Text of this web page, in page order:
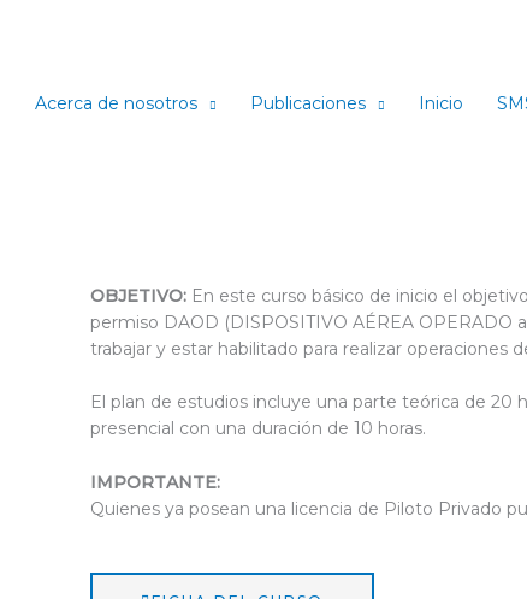
Acerca de nosotros Publicaciones Inicio
OBJETIVO: En este curso básico de inicio el
permiso DAOD (DISPOSITIVO AÉREA OPERADO
trabajar y estar habilitado para realizar operaciones
El plan de estudios incluye una parte teórica de 20
presencial con una duración de 10 horas.
IMPORTANTE:
Quienes ya posean una licencia de Piloto Privado